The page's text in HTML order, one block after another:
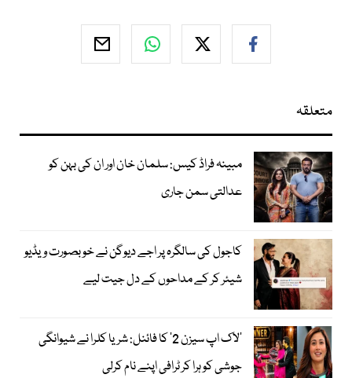
متعلقہ
مبینہ فراڈ کیس: سلمان خان اور ان کی بہن کو
عدالتی سمن جاری
کاجول کی سالگرہ پر اجے دیوگن نے خوبصورت ویڈیو
شیئر کر کے مداحوں کے دل جیت لیے
’لاک اپ سیزن 2‘ کا فائنل: شریا کلرا نے شیوانگی
جوشی کو ہرا کر ٹرافی اپنے نام کرلی